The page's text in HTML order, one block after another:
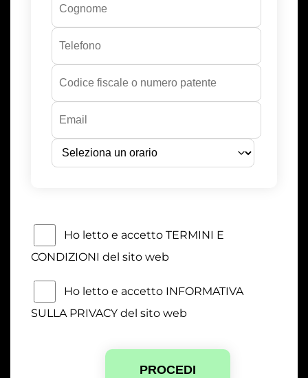
Ho letto e accetto TERMINI E
CONDIZIONI del sito web
Ho letto e accetto INFORMATIVA
SULLA PRIVACY del sito web
PROCEDI